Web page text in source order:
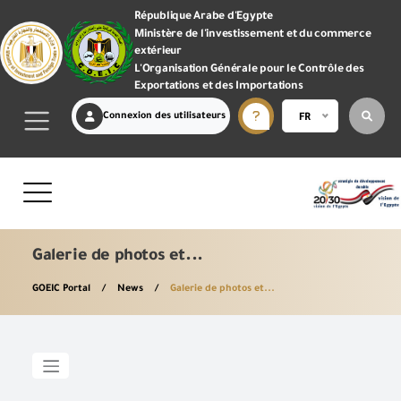
République Arabe d'Egypte
Ministère de l'investissement et du commerce
extérieur
L'Organisation Générale pour le Contrôle des
Exportations et des Importations
Connexion des utilisateurs FR
Galerie de photos et...
GOEIC Portal News Galerie de photos et...